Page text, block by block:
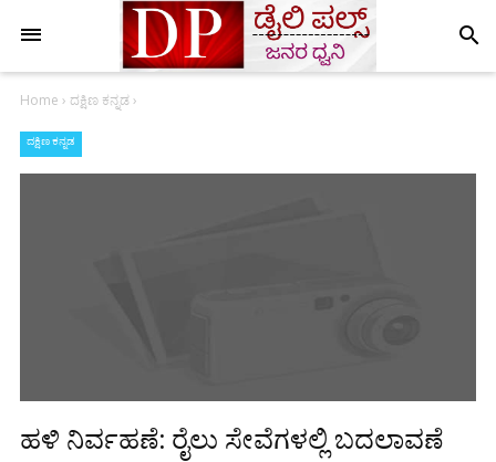
search
Home › ದಕ್ಷಿಣ ಕನ್ನಡ›
ದಕ್ಷಿಣ ಕನ್ನಡ
ಹಳಿ ನಿರ್ವಹಣೆ: ರೈಲು ಸೇವೆಗಳಲ್ಲಿ ಬದಲಾವಣೆ